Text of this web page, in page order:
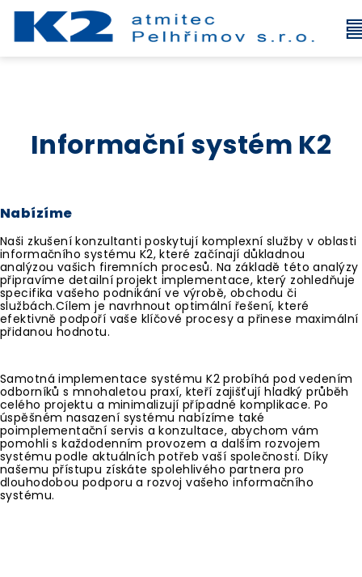
Informační systém K2
Nabízíme
Naši zkušení konzultanti poskytují komplexní služby v oblasti
informačního systému K2, které začínají důkladnou
analýzou vašich firemních procesů. Na základě této analýzy
připravíme detailní projekt implementace, který zohledňuje
specifika vašeho podnikání ve výrobě, obchodu či
službách.Cílem je navrhnout optimální řešení, které
efektivně podpoří vaše klíčové procesy a přinese maximální
přidanou hodnotu.
Samotná implementace systému K2 probíhá pod vedením
odborníků s mnohaletou praxí, kteří zajišťují hladký průběh
celého projektu a minimalizují případné komplikace. Po
úspěšném nasazení systému nabízíme také
poimplementační servis a konzultace, abychom vám
pomohli s každodenním provozem a dalším rozvojem
systému podle aktuálních potřeb vaší společnosti. Díky
našemu přístupu získáte spolehlivého partnera pro
dlouhodobou podporu a rozvoj vašeho informačního
systému.